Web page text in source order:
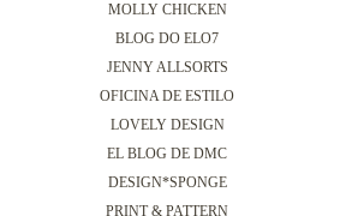
MOLLY CHICKEN
BLOG DO ELO7
JENNY ALLSORTS
OFICINA DE ESTILO
LOVELY DESIGN
EL BLOG DE DMC
DESIGN*SPONGE
PRINT & PATTERN